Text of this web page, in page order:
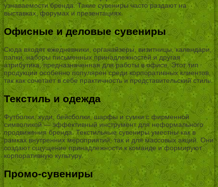
узнаваемости бренда. Такие сувениры часто раздают на
выставках, форумах и презентациях.
Офисные и деловые сувениры
Сюда входят ежедневники, органайзеры, визитницы, календари,
папки, наборы письменных принадлежностей и другая
атрибутика, предназначенная для работы в офисе. Этот тип
продукции особенно популярен среди корпоративных клиентов,
так как сочетает в себе практичность и представительский стиль.
Текстиль и одежда
Футболки, худи, бейсболки, шарфы и сумки с фирменной
символикой — эффективный инструмент для неформального
продвижения бренда. Текстильные сувениры уместны как в
рамках внутренних мероприятий, так и для массовых акций. Они
создают ощущение принадлежности к команде и формируют
корпоративную культуру.
Промо-сувениры